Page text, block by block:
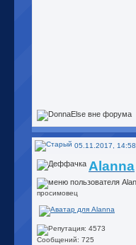
05.11.2017, 14:58
Alanna
просимовец
Сообщений: 725